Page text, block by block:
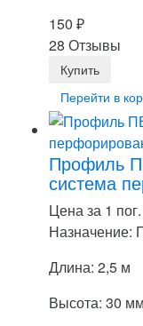
150 ₽
28 Отзывы
Перейти в
Профиль
система
Цена за 1
Назначение:
Длина: 2,5 м
Высота: 30 мм